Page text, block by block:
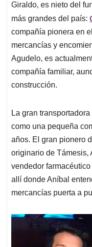
Giraldo, es nieto del
más grandes del país:
compañía pionera en
mercancías y
Agudelo, es
compañía familiar,
construcción.
La gran
como una pequeña
años. El gran pionero
originario de Támesis,
vendedor
allí donde Aníbal
mercancías puerta a